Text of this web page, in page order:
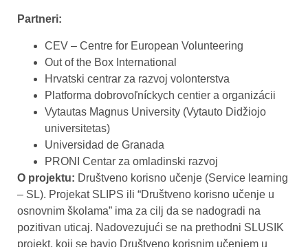
Partneri:
CEV – Centre for European Volunteering
Out of the Box International
Hrvatski centrar za razvoj volonterstva
Platforma dobrovoľníckych centier a organizácii
Vytautas Magnus University (Vytauto Didžiojo
universitetas)
Universidad de Granada
PRONI Centar za omladinski razvoj
O projektu: Društveno korisno učenje (Service learning
– SL). Projekat SLIPS ili “Društveno korisno učenje u
osnovnim školama” ima za cilj da se nadogradi na
pozitivan uticaj. Nadovezujući se na prethodni SLUSIK
projekt, koji se bavio Društveno korisnim učenjem u